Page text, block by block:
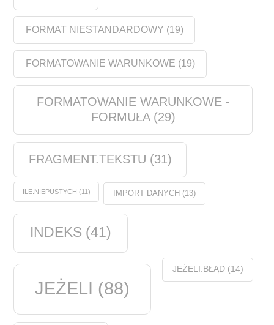
FORMAT NIESTANDARDOWY (19)
FORMATOWANIE WARUNKOWE (19)
FORMATOWANIE WARUNKOWE -
FORMUŁA(29)
FRAGMENT.TEKSTU (31)
ILE.NIEPUSTYCH (11) IMPORT DANYCH (13)
INDEKS (41)
JEŻELI (88)
JEŻELI.BŁĄD(14)